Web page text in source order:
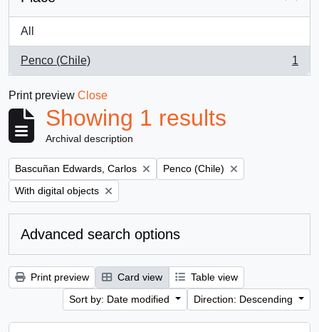
All
Penco (Chile)
, 1 results
1
Print preview Close
Showing 1 results
Archival description
Remove filter:
Bascuñan Edwards, Carlos Remove filter:
Penco (Chile)
Remove filter:
With digital objects
Advanced search options
Print preview Card view
Table view
Sort by: Date modified
Direction: Descending